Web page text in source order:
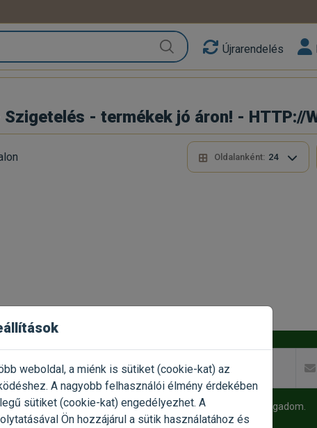
Újrarendelés
- termékek jó áron! - HTTP://
Oldalanként: 24
tájékoztatótelolvastam és a benne foglaltakat elfogadom.
weboldal, a miénk is sütiket (cookie-kat) az
A nagyobb felhasználói élmény érdekében
sütiket (cookie-kat) engedélyezhet. A
Ön hozzájárul a sütik használatához és